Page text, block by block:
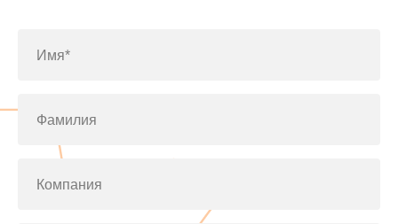
Имя*
Фамилия
Компания